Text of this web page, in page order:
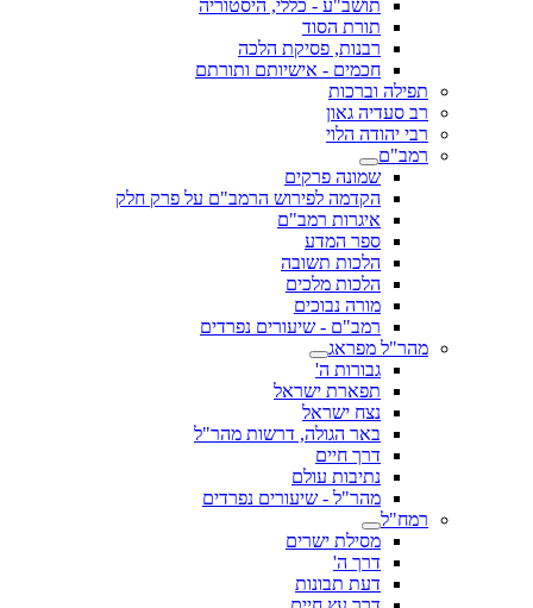
תושב"ע - כללי, היסטוריה
תורת הסוד
רבנות, פסיקת הלכה
חכמים - אישיותם ותורתם
תפילה וברכות
רב סעדיה גאון
רבי יהודה הלוי
רמב"ם
שמונה פרקים
הקדמה לפירוש הרמב"ם על פרק חלק
איגרות רמב"ם
ספר המדע
הלכות תשובה
הלכות מלכים
מורה נבוכים
רמב"ם - שיעורים נפרדים
מהר"ל מפראג
גבורות ה'
תפארת ישראל
נצח ישראל
באר הגולה, דרשות מהר"ל
דרך חיים
נתיבות עולם
מהר"ל - שיעורים נפרדים
רמח"ל
מסילת ישרים
דרך ה'
דעת תבונות